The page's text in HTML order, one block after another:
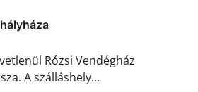
Rózsi Vendégház
A szálláshely...